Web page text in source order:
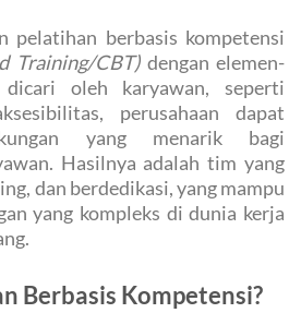
pelatihan berbasis kompetensi
Training/CBT) dengan elemen-
oleh karyawan, seperti
perusahaan dapat
yang menarik bagi
Hasilnya adalah tim yang
dan berdedikasi, yang mampu
yang kompleks di dunia kerja
Berbasis Kompetensi?